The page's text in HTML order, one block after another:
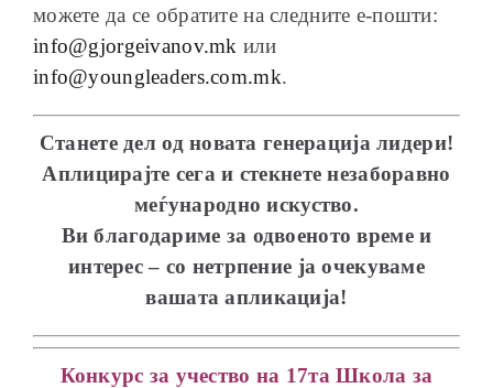
можете да се обратите на следните е-пошти:
info@gjorgeivanov.mk или
info@youngleaders.com.mk.
Станете дел од новата генерација лидери!
Аплицирајте сега и стекнете незаборавно
меѓународно искуство.
Ви благодариме за одвоеното време и
интерес – со нетрпение ја очекуваме
вашата апликација!
Конкурс за учество на 17та Школа за